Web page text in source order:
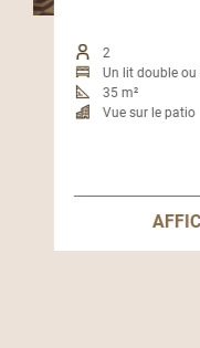
2
Un lit double
35 m²
Vue sur le patio